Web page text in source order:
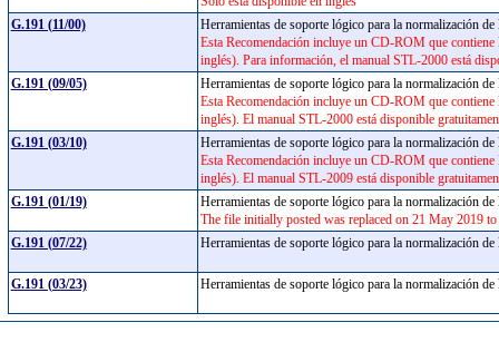
G.191 (11/00)
Herramientas de soporte lógico para la normalización
Esta Recomendación incluye un CD-ROM que
inglés). Para información, el manual STL-2000 está
G.191 (09/05)
Herramientas de soporte lógico para la normalización
Esta Recomendación incluye un CD-ROM que
inglés). El manual STL-2000 está disponible
G.191 (03/10)
Herramientas de soporte lógico para la normalización
Esta Recomendación incluye un CD-ROM que
inglés). El manual STL-2009 está disponible
G.191 (01/19)
Herramientas de soporte lógico para la normalización
The file initially posted was replaced on 21 May 2019
G.191 (07/22)
Herramientas de soporte lógico para la normalización
G.191 (03/23) Herramientas de soporte lógico para la normalización